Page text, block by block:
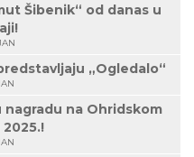
Šibenik“ od danas u
„Ogledalo“
na Ohridskom